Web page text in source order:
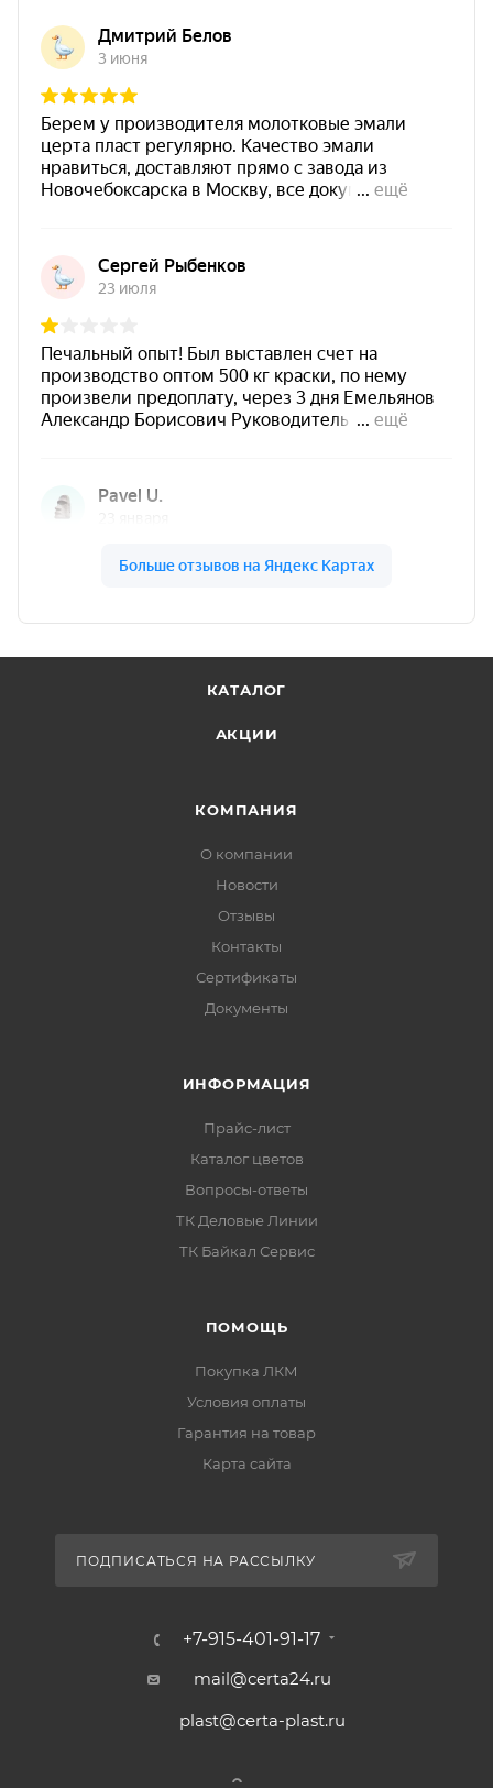
КАТАЛОГ
АКЦИИ
КОМПАНИЯ
О компании
Новости
Отзывы
Контакты
Сертификаты
Документы
ИНФОРМАЦИЯ
Прайс-лист
Каталог цветов
Вопросы-ответы
ТК Деловые Линии
ТК Байкал Сервис
ПОМОЩЬ
Покупка ЛКМ
Условия оплаты
Гарантия на товар
Карта сайта
ПОДПИСАТЬСЯ НА РАССЫЛКУ
+7-915-401-91-17
mail@certa24.ru
plast@certa-plast.ru